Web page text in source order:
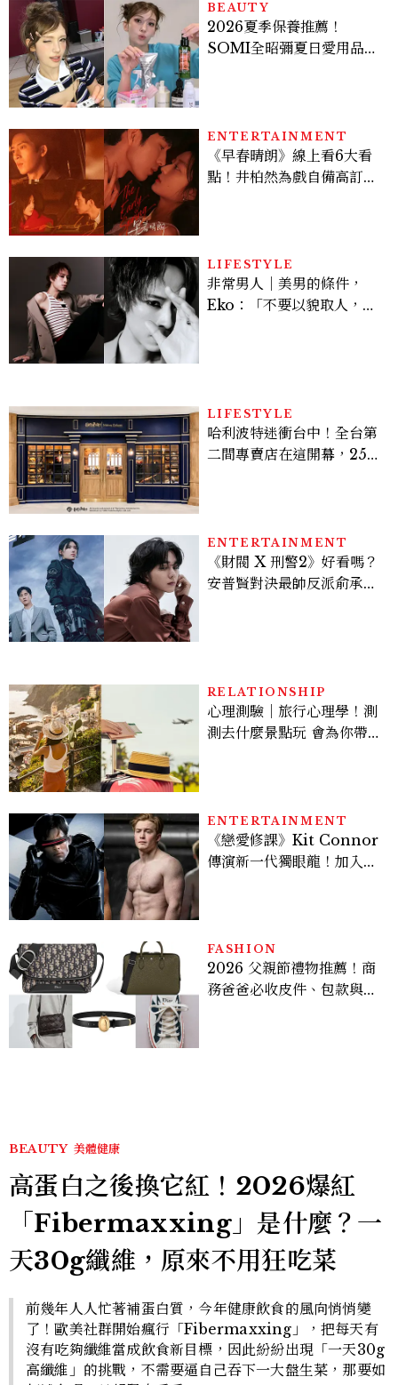
BEAUTY
2026夏季保養推薦！
SOMI全昭彌夏日愛用品公
ENTERTAINMENT
《早春晴朗》線上看6大看
點！井柏然為戲自備高訂，
LIFESTYLE
非常男人｜美男的條件，
Eko：「不要以貌取人，內
LIFESTYLE
哈利波特迷衝台中！全台第
二間專賣店在這開幕，25週
ENTERTAINMENT
《財閥 X 刑警2》好看嗎？
安普賢對決最帥反派俞承
RELATIONSHIP
心理測驗｜旅行心理學！測
測去什麼景點玩 會為你帶來
ENTERTAINMENT
《戀愛修課》Kit Connor
傳演新一代獨眼龍！加入新
FASHION
2026 父親節禮物推薦！商
務爸爸必收皮件、包款與鞋
BEAUTY 美體健康
高蛋白之後換它紅！2026爆紅
「Fibermaxxing」是什麼？一
天30g纖維，原來不用狂吃菜
前幾年人人忙著補蛋白質，今年健康飲食的風向悄悄變
了！歐美社群開始瘋行「Fibermaxxing」，把每天有
沒有吃夠纖維當成飲食新目標，因此紛紛出現「一天30g
高纖維」的挑戰，不需要逼自己吞下一大盤生菜，那要如